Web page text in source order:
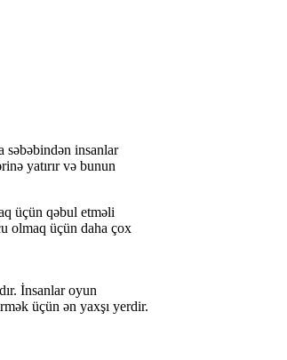
səbəbindən insanlar
yatırır və bunun
üçün qəbul etməli
olmaq üçün daha çox
İnsanlar oyun
üçün ən yaxşı yerdir.